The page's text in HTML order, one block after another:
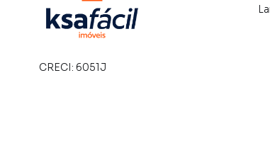
com um time de programadores,
atender proprietários e inquilinos.
CRECI: 6051J